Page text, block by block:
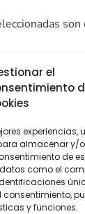
el
almacenar y/
de
como el
consentimiento,
y funciones.
son